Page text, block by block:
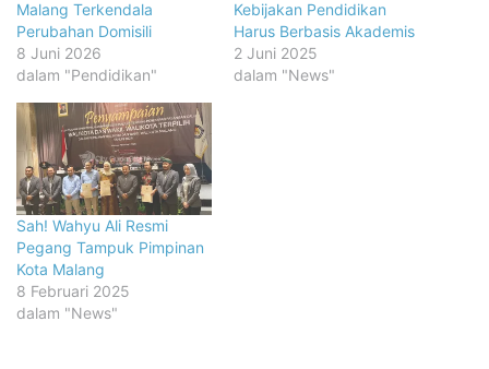
Malang Terkendala
Perubahan Domisili
8 Juni 2026
dalam "Pendidikan"
Kebijakan Pendidikan
Harus Berbasis Akademis
2 Juni 2025
dalam "News"
Sah! Wahyu Ali Resmi
Pegang Tampuk Pimpinan
Kota Malang
8 Februari 2025
dalam "News"